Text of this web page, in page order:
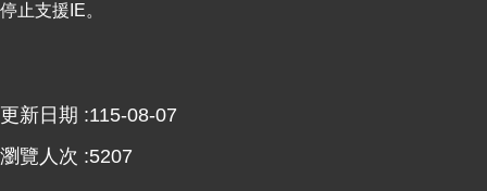
停止支援IE。
更新日期
115-08-07
瀏覽人次
5207